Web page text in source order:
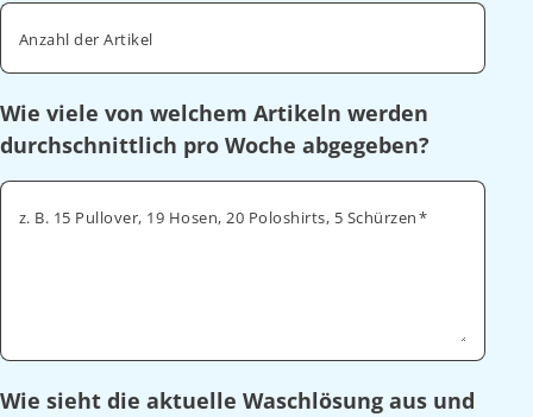
Anzahl der Artikel
Wie viele von welchem Artikeln werden
durchschnittlich pro Woche abgegeben?
z. B. 15 Pullover, 19 Hosen, 20 Poloshirts, 5 Schürzen
Wie sieht die aktuelle Waschlösung aus und